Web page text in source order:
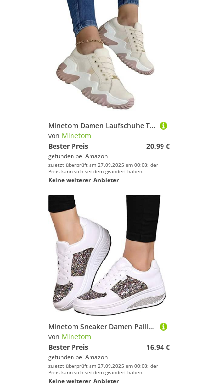
Minetom Damen Laufschuhe Turnschuhe Schnürer Sportschuhe Sneaker Fitnessschuhe Bequeme Sneakers Schuhe Outdoor Sports Tennis Schuhe A Aprikose 37 EU
von Minetom
Bester Preis
20,99 €
gefunden bei Amazon
zuletzt überprüft am 27.09.2025 um 00:03; der
Preis kann sich seitdem geändert haben.
Keine weiteren Anbieter
Minetom Sneaker Damen Pailletten Sneaker Flach Schuhe Freizeit Schnürer Sportschuhe Glänzende Schuhe Laufschuhe Sneaker A Weiß 41 EU
von Minetom
Bester Preis
16,94 €
gefunden bei Amazon
zuletzt überprüft am 27.09.2025 um 00:03; der
Preis kann sich seitdem geändert haben.
Keine weiteren Anbieter